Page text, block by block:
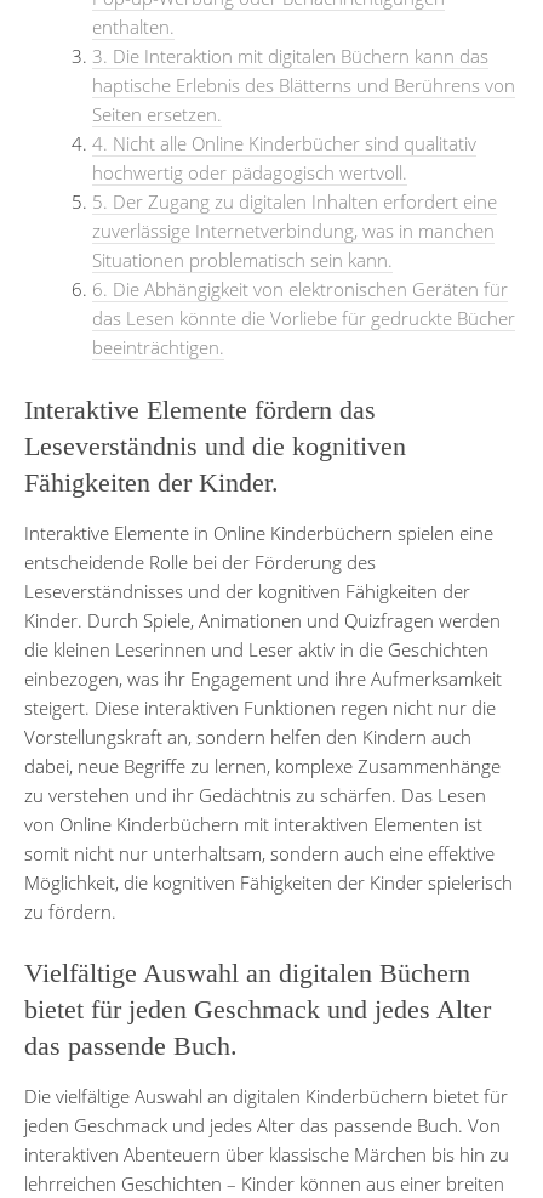
enthalten.
3. Die Interaktion mit digitalen Büchern kann das
haptische Erlebnis des Blätterns und Berührens von
Seiten ersetzen.
4. Nicht alle Online Kinderbücher sind qualitativ
hochwertig oder pädagogisch wertvoll.
5. Der Zugang zu digitalen Inhalten erfordert eine
zuverlässige Internetverbindung, was in manchen
Situationen problematisch sein kann.
6. Die Abhängigkeit von elektronischen Geräten für
das Lesen könnte die Vorliebe für gedruckte Bücher
beeinträchtigen.
Interaktive Elemente fördern das
Leseverständnis und die kognitiven
Fähigkeiten der Kinder.
Interaktive Elemente in Online Kinderbüchern spielen eine
entscheidende Rolle bei der Förderung des
Leseverständnisses und der kognitiven Fähigkeiten der
Kinder. Durch Spiele, Animationen und Quizfragen werden
die kleinen Leserinnen und Leser aktiv in die Geschichten
einbezogen, was ihr Engagement und ihre Aufmerksamkeit
steigert. Diese interaktiven Funktionen regen nicht nur die
Vorstellungskraft an, sondern helfen den Kindern auch
dabei, neue Begriffe zu lernen, komplexe Zusammenhänge
zu verstehen und ihr Gedächtnis zu schärfen. Das Lesen
von Online Kinderbüchern mit interaktiven Elementen ist
somit nicht nur unterhaltsam, sondern auch eine effektive
Möglichkeit, die kognitiven Fähigkeiten der Kinder spielerisch
zu fördern.
Vielfältige Auswahl an digitalen Büchern
bietet für jeden Geschmack und jedes Alter
das passende Buch.
Die vielfältige Auswahl an digitalen Kinderbüchern bietet für
jeden Geschmack und jedes Alter das passende Buch. Von
interaktiven Abenteuern über klassische Märchen bis hin zu
lehrreichen Geschichten – Kinder können aus einer breiten